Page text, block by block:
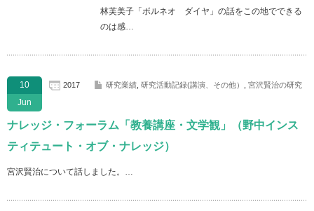
林芙美子「ボルネオ ダイヤ」の話をこの地でできる
のは感…
10
Jun
2017 研究業績 研究活動記録(講演、その他） 宮沢賢治の研究
ナレッジ・フォーラム「教養講座・文学観」（野中インス
ティテュート・オブ・ナレッジ）
宮沢賢治について話しました。…